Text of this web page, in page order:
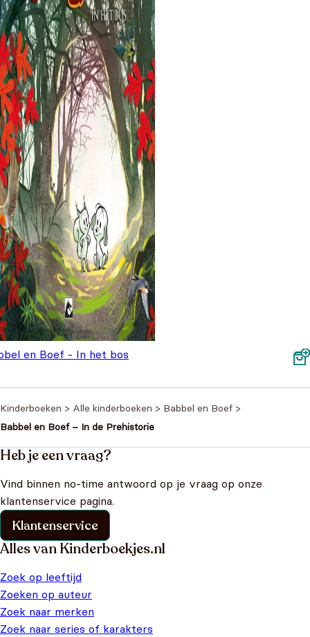
en Boef - In het bos
Kinderboeken > Alle kinderboeken > Babbel en Boef >
Babbel en Boef – In de Prehistorie
Heb je een vraag?
Vind binnen no-time antwoord op je vraag op onze
klantenservice pagina.
Klantenservice
Alles van Kinderboekjes.nl
Zoek op leeftijd
Zoeken op auteur
Zoek naar merken
Zoek naar series of karakters